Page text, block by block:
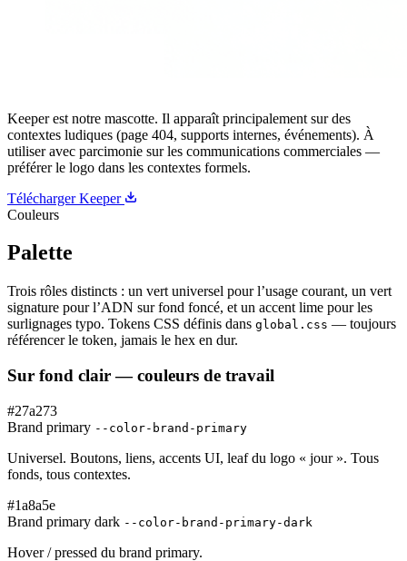
Keeper est notre mascotte. Il apparaît principalement sur des
contextes ludiques (page 404, supports internes, événements). À
utiliser avec parcimonie sur les communications commerciales —
préférer le logo dans les contextes formels.
Télécharger Keeper
Couleurs
Palette
Trois rôles distincts : un vert universel pour l’usage courant, un vert
signature pour l’ADN sur fond foncé, et un accent lime pour les
surlignages typo. Tokens CSS définis dans global.css — toujours
référencer le token, jamais le hex en dur.
Sur fond clair — couleurs de travail
#27a273
Brand primary --color-brand-primary
Universel. Boutons, liens, accents UI, leaf du logo « jour ». Tous
fonds, tous contextes.
#1a8a5e
Brand primary dark --color-brand-primary-dark
Hover / pressed du brand primary.